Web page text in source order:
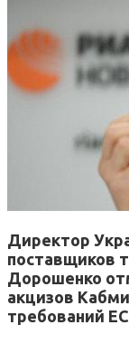
Директор
поставщиков
Дорошенко
акцизов
требований